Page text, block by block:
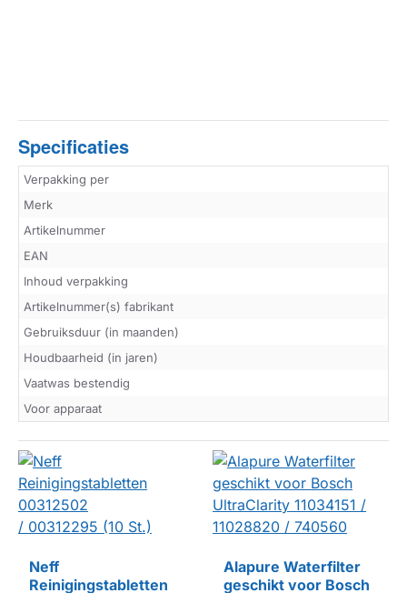
Specificaties
Verpakking per
Merk
Artikelnummer
EAN
Inhoud verpakking
Artikelnummer(s) fabrikant
Gebruiksduur (in maanden)
Houdbaarheid (in jaren)
Vaatwas bestendig
Voor apparaat
Neff
Reinigingstabletten
Alapure Waterfilter
geschikt voor Bosch